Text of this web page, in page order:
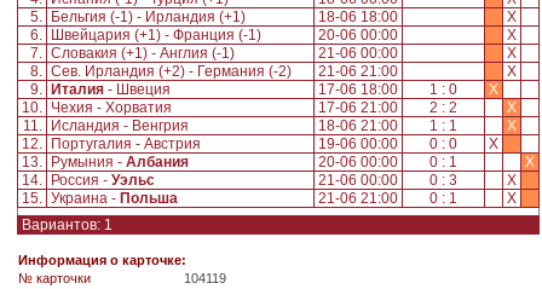
5.
Бельгия (-1) - Ирландия (+1) 18-06 18:00
X
6.
Швейцария (+1) - Франция (-1) 20-06 00:00
X
7. Словакия (+1) - Англия (-1) 21-06 00:00
X
8. Сев. Ирландия (+2) - Германия (-2) 21-06 21:00
X
9.
Италия - Швеция 17-06 18:00 1 : 0
X
10. Чехия - Хорватия 17-06 21:00 2 : 2
X
11.
Исландия - Венгрия 18-06 21:00 1 : 1
X
12.
Португалия - Австрия 19-06 00:00 0 : 0
X
13.
Румыния - Албания 20-06 00:00 0 : 1
X
14.
Россия - Уэльс 21-06 00:00 0 : 3
X
15. Украина - Польша 21-06 21:00 0 : 1
X
Вариантов: 1
Информация о карточке:
№ карточки
104119